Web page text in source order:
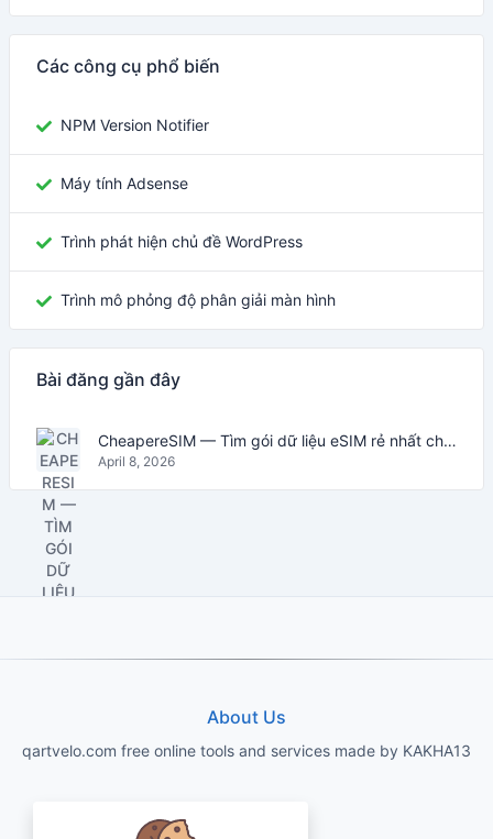
Các công cụ phổ biến
NPM Version Notifier
Máy tính Adsense
Trình phát hiện chủ đề WordPress
Trình mô phỏng độ phân giải màn hình
Bài đăng gần đây
CheapereSIM — Tìm gói dữ liệu eSIM rẻ nhất cho du lịch năm 2026
April 8, 2026
About Us
qartvelo.com free online tools and services made by KAKHA13